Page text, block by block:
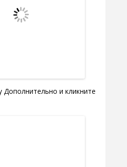
Дополнительно и кликните